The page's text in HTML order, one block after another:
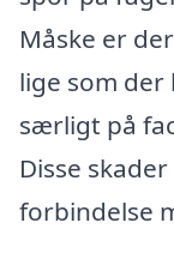
Måske er
lige som
særligt på
Disse
forbindelse